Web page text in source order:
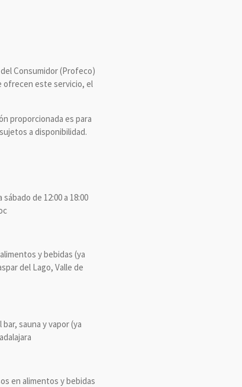
Consumidor (Profeco)
ofrecen este servicio, el
proporcionada es para
a disponibilidad.
de 12:00 a 18:00
y bebidas (ya
del Lago, Valle de
sauna y vapor (ya
en alimentos y bebidas